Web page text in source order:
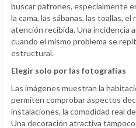
buscar patrones, especialmente
la cama, las sábanas, las toallas,
atención recibida. Una incidencia
cuando el mismo problema se
estructural.
Elegir solo por las fotografías
Las imágenes muestran la
permiten comprobar aspectos
instalaciones, la comodidad real
Una decoración atractiva